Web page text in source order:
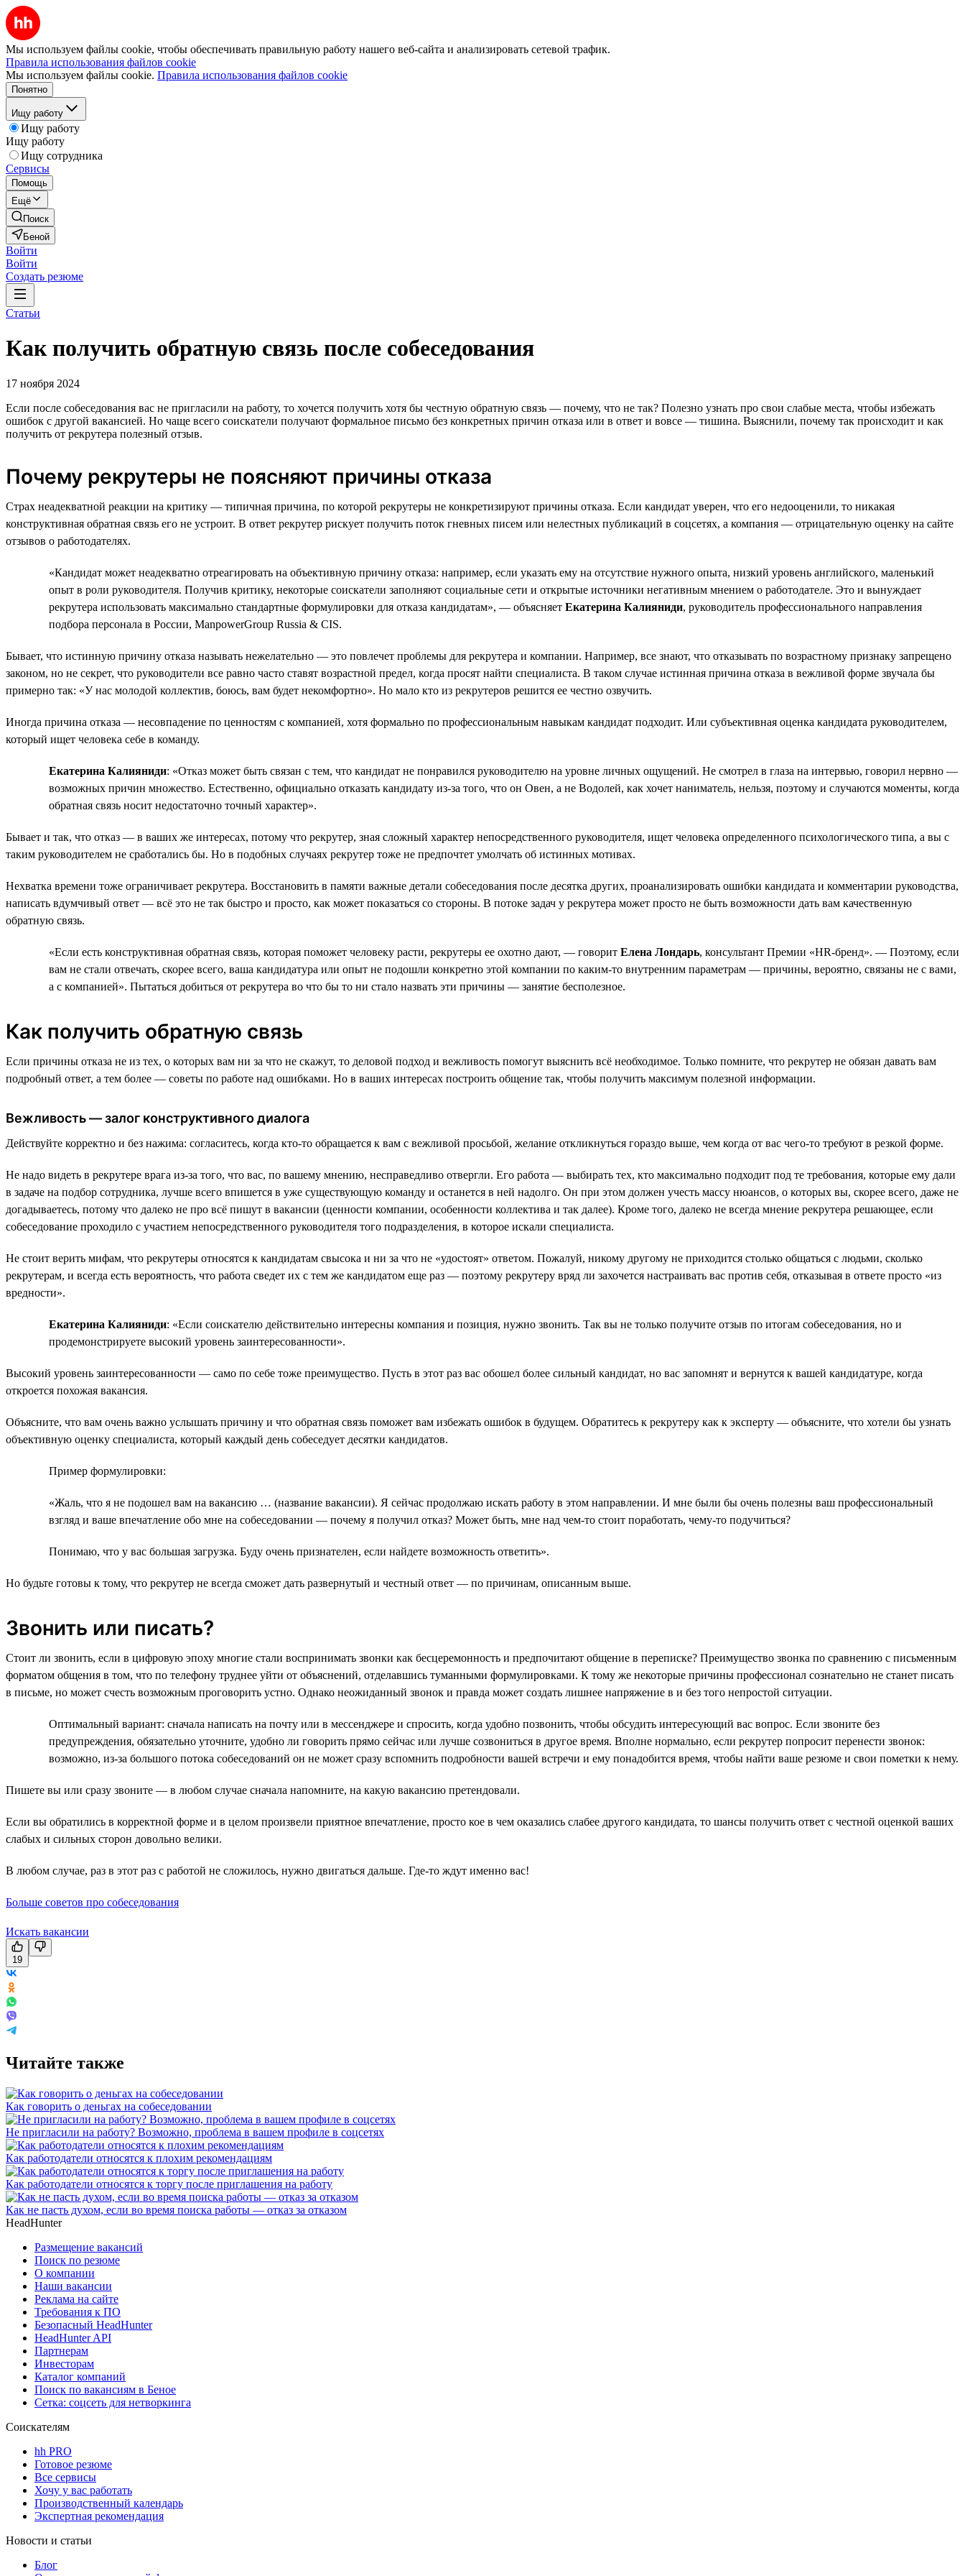
Мы используем файлы cookie, чтобы обеспечивать правильную работу нашего веб-сайта и анализировать сетевой трафик.
Правила использования файлов cookie
Мы используем файлы cookie. Правила использования файлов cookie
Понятно
Ищу работу
Ищу работу
Ищу работу
Ищу сотрудника
Сервисы
Помощь
Ещё
Поиск
Беной
Войти
Войти
Создать резюме
Статьи
Как получить обратную связь после собеседования
17 ноября 2024
Если после собеседования вас не пригласили на работу, то хочется получить хотя бы честную обратную связь — почему, что не так? Полезно узнать про свои слабые места, чтобы избежать
ошибок с другой вакансией. Но чаще всего соискатели получают формальное письмо без конкретных причин отказа или в ответ и вовсе — тишина. Выяснили, почему так происходит и как
получить от рекрутера полезный отзыв.
Почему рекрутеры не поясняют причины отказа
Страх неадекватной реакции на критику — типичная причина, по которой рекрутеры не конкретизируют причины отказа. Если кандидат уверен, что его недооценили, то никакая
конструктивная обратная связь его не устроит. В ответ рекрутер рискует получить поток гневных писем или нелестных публикаций в соцсетях, а компания — отрицательную оценку на сайте
отзывов о работодателях.
«Кандидат может неадекватно отреагировать на объективную причину отказа: например, если указать ему на отсутствие нужного опыта, низкий уровень английского, маленький
опыт в роли руководителя. Получив критику, некоторые соискатели заполняют социальные сети и открытые источники негативным мнением о работодателе. Это и вынуждает
рекрутера использовать максимально стандартные формулировки для отказа кандидатам», — объясняет Екатерина Калияниди, руководитель профессионального направления
подбора персонала в России, ManpowerGroup Russia & CIS.
Бывает, что истинную причину отказа называть нежелательно — это повлечет проблемы для рекрутера и компании. Например, все знают, что отказывать по возрастному признаку запрещено
законом, но не секрет, что руководители все равно часто ставят возрастной предел, когда просят найти специалиста. В таком случае истинная причина отказа в вежливой форме звучала бы
примерно так: «У нас молодой коллектив, боюсь, вам будет некомфортно». Но мало кто из рекрутеров решится ее честно озвучить.
Иногда причина отказа — несовпадение по ценностям с компанией, хотя формально по профессиональным навыкам кандидат подходит. Или субъективная оценка кандидата руководителем,
который ищет человека себе в команду.
Екатерина Калияниди: «Отказ может быть связан с тем, что кандидат не понравился руководителю на уровне личных ощущений. Не смотрел в глаза на интервью, говорил нервно —
возможных причин множество. Естественно, официально отказать кандидату из-за того, что он Овен, а не Водолей, как хочет наниматель, нельзя, поэтому и случаются моменты, когда
обратная связь носит недостаточно точный характер».
Бывает и так, что отказ — в ваших же интересах, потому что рекрутер, зная сложный характер непосредственного руководителя, ищет человека определенного психологического типа, а вы с
таким руководителем не сработались бы. Но в подобных случаях рекрутер тоже не предпочтет умолчать об истинных мотивах.
Нехватка времени тоже ограничивает рекрутера. Восстановить в памяти важные детали собеседования после десятка других, проанализировать ошибки кандидата и комментарии руководства,
написать вдумчивый ответ — всё это не так быстро и просто, как может показаться со стороны. В потоке задач у рекрутера может просто не быть возможности дать вам качественную
обратную связь.
«Если есть конструктивная обратная связь, которая поможет человеку расти, рекрутеры ее охотно дают, — говорит Елена Лондарь, консультант Премии «HR-бренд». — Поэтому, если
вам не стали отвечать, скорее всего, ваша кандидатура или опыт не подошли конкретно этой компании по каким-то внутренним параметрам — причины, вероятно, связаны не с вами,
а с компанией». Пытаться добиться от рекрутера во что бы то ни стало назвать эти причины — занятие бесполезное.
Как получить обратную связь
Если причины отказа не из тех, о которых вам ни за что не скажут, то деловой подход и вежливость помогут выяснить всё необходимое. Только помните, что рекрутер не обязан давать вам
подробный ответ, а тем более — советы по работе над ошибками. Но в ваших интересах построить общение так, чтобы получить максимум полезной информации.
Вежливость — залог конструктивного диалога
Действуйте корректно и без нажима: согласитесь, когда кто-то обращается к вам с вежливой просьбой, желание откликнуться гораздо выше, чем когда от вас чего-то требуют в резкой форме.
Не надо видеть в рекрутере врага из-за того, что вас, по вашему мнению, несправедливо отвергли. Его работа — выбирать тех, кто максимально подходит под те требования, которые ему дали
в задаче на подбор сотрудника, лучше всего впишется в уже существующую команду и останется в ней надолго. Он при этом должен учесть массу нюансов, о которых вы, скорее всего, даже не
догадываетесь, потому что далеко не про всё пишут в вакансии (ценности компании, особенности коллектива и так далее). Кроме того, далеко не всегда мнение рекрутера решающее, если
собеседование проходило с участием непосредственного руководителя того подразделения, в которое искали специалиста.
Не стоит верить мифам, что рекрутеры относятся к кандидатам свысока и ни за что не «удостоят» ответом. Пожалуй, никому другому не приходится столько общаться с людьми, сколько
рекрутерам, и всегда есть вероятность, что работа сведет их с тем же кандидатом еще раз — поэтому рекрутеру вряд ли захочется настраивать вас против себя, отказывая в ответе просто «из
вредности».
Екатерина Калияниди: «Если соискателю действительно интересны компания и позиция, нужно звонить. Так вы не только получите отзыв по итогам собеседования, но и
продемонстрируете высокий уровень заинтересованности».
Высокий уровень заинтересованности — само по себе тоже преимущество. Пусть в этот раз вас обошел более сильный кандидат, но вас запомнят и вернутся к вашей кандидатуре, когда
откроется похожая вакансия.
Объясните, что вам очень важно услышать причину и что обратная связь поможет вам избежать ошибок в будущем. Обратитесь к рекрутеру как к эксперту — объясните, что хотели бы узнать
объективную оценку специалиста, который каждый день собеседует десятки кандидатов.
Пример формулировки:
«Жаль, что я не подошел вам на вакансию … (название вакансии). Я сейчас продолжаю искать работу в этом направлении. И мне были бы очень полезны ваш профессиональный
взгляд и ваше впечатление обо мне на собеседовании — почему я получил отказ? Может быть, мне над чем-то стоит поработать, чему-то подучиться?
Понимаю, что у вас большая загрузка. Буду очень признателен, если найдете возможность ответить».
Но будьте готовы к тому, что рекрутер не всегда сможет дать развернутый и честный ответ — по причинам, описанным выше.
Звонить или писать?
Стоит ли звонить, если в цифровую эпоху многие стали воспринимать звонки как бесцеремонность и предпочитают общение в переписке? Преимущество звонка по сравнению с письменным
форматом общения в том, что по телефону труднее уйти от объяснений, отделавшись туманными формулировками. К тому же некоторые причины профессионал сознательно не станет писать
в письме, но может счесть возможным проговорить устно. Однако неожиданный звонок и правда может создать лишнее напряжение в и без того непростой ситуации.
Оптимальный вариант: сначала написать на почту или в мессенджере и спросить, когда удобно позвонить, чтобы обсудить интересующий вас вопрос. Если звоните без
предупреждения, обязательно уточните, удобно ли говорить прямо сейчас или лучше созвониться в другое время. Вполне нормально, если рекрутер попросит перенести звонок:
возможно, из-за большого потока собеседований он не может сразу вспомнить подробности вашей встречи и ему понадобится время, чтобы найти ваше резюме и свои пометки к нему.
Пишете вы или сразу звоните — в любом случае сначала напомните, на какую вакансию претендовали.
Если вы обратились в корректной форме и в целом произвели приятное впечатление, просто кое в чем оказались слабее другого кандидата, то шансы получить ответ с честной оценкой ваших
слабых и сильных сторон довольно велики.
В любом случае, раз в этот раз с работой не сложилось, нужно двигаться дальше. Где-то ждут именно вас!
Больше советов про собеседования
Искать вакансии
19
Читайте также
Как говорить о деньгах на собеседовании
Не пригласили на работу? Возможно, проблема в вашем профиле в соцсетях
Как работодатели относятся к плохим рекомендациям
Как работодатели относятся к торгу после приглашения на работу
Как не пасть духом, если во время поиска работы — отказ за отказом
HeadHunter
Размещение вакансий
Поиск по резюме
О компании
Наши вакансии
Реклама на сайте
Требования к ПО
Безопасный HeadHunter
HeadHunter API
Партнерам
Инвесторам
Каталог компаний
Поиск по вакансиям в Беное
Сетка: соцсеть для нетворкинга
Соискателям
hh PRO
Готовое резюме
Все сервисы
Хочу у вас работать
Производственный календарь
Экспертная рекомендация
Новости и статьи
Блог